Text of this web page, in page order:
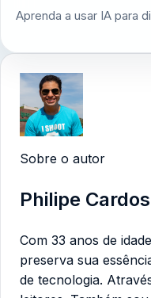
Aprenda a usar IA para
Sobre o autor
Philipe
Com 33 anos de
preserva sua
de tecnologia.